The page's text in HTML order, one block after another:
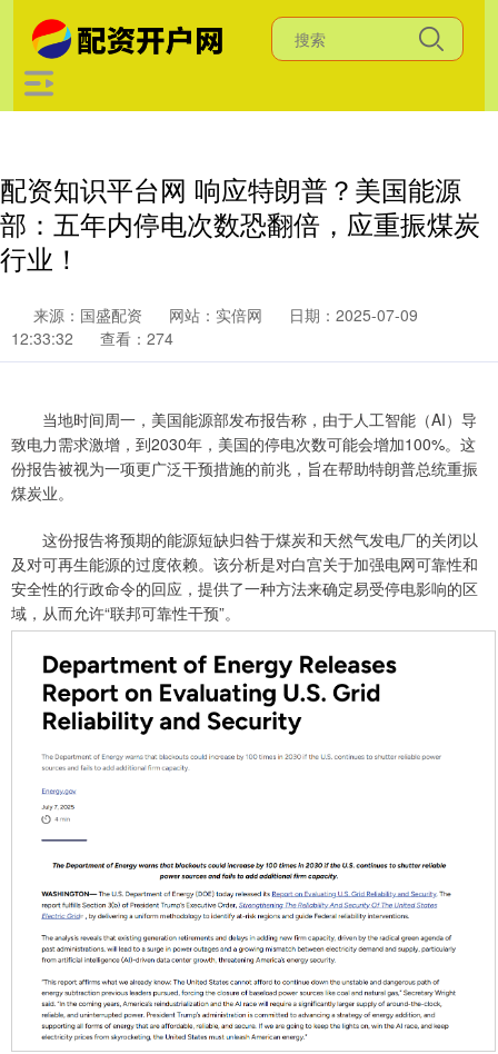
配资知识平台网 响应特朗普？美国能源
部：五年内停电次数恐翻倍，应重振煤炭
行业！
来源：国盛配资 网站：实倍网
日期：2025-07-09
12:33:32
查看：274
当地时间周一，美国能源部发布报告称，由于人工智能（AI）导
致电力需求激增，到2030年，美国的停电次数可能会增加100%。这
份报告被视为一项更广泛干预措施的前兆，旨在帮助特朗普总统重振
煤炭业。
这份报告将预期的能源短缺归咎于煤炭和天然气发电厂的关闭以
及对可再生能源的过度依赖。该分析是对白宫关于加强电网可靠性和
安全性的行政命令的回应，提供了一种方法来确定易受停电影响的区
域，从而允许“联邦可靠性干预”。